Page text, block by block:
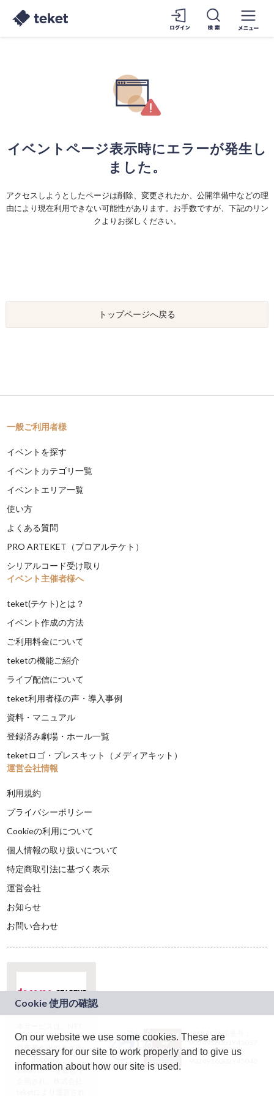
イベントページ表示時にエラーが発生し
ました。
アクセスしようとしたページは削除、変更されたか、公開準備中などの理
由により現在利用できない可能性があります。お手数ですが、下記のリン
クよりお探しください。
トップページへ戻る
一般ご利用者様
イベントを探す
イベントカテゴリ一覧
イベントエリア一覧
使い方
よくある質問
PRO ARTEKET（プロアルテケト）
シリアルコード受け取り
イベント主催者様へ
teket(テケト)とは？
イベント作成の方法
ご利用料金について
teketの機能ご紹介
ライブ配信について
teket利用者様の声・導入事例
資料・マニュアル
登録済み劇場・ホール一覧
teketロゴ・プレスキット（メディアキット）
運営会社情報
利用規約
プライバシーポリシー
Cookieの利用について
個人情報の取り扱いについて
特定商取引法に基づく表示
運営会社
お知らせ
お問い合わせ
ドコモグループの新
規事業創出プログラ
ム「docomo
STARTUP」を通じて
JASRAC許諾番号：
9024936001Y45037
JASRAC許諾番号：
On our website we use some cookies. These are
necessary for our site to work properly and to give us
information about how our site is used.